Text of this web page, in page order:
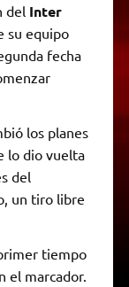
del Inter
su equipo
fecha
los planes
lo dio vuelta
del
un tiro libre
tiempo
el marcador.